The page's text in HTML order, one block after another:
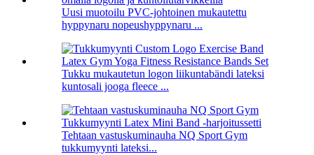
Uusi muotoilu PVC-johtoinen mukautettu
hyppynaru nopeushyppynaru ...
Tukku mukautetun logon liikuntabändi lateksi
kuntosali jooga fleece ...
Tehtaan vastuskuminauha NQ Sport Gym
tukkumyynti lateksi...